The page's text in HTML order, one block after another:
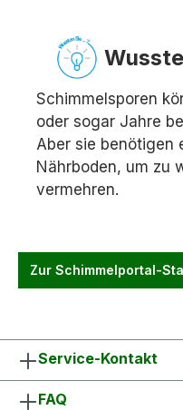
Schimmelsporen
oder sogar Jahre
Aber sie benötigen
Nährboden, um zu
vermehren.
Zur Schimmelportal-
Service-Kontakt
FAQ